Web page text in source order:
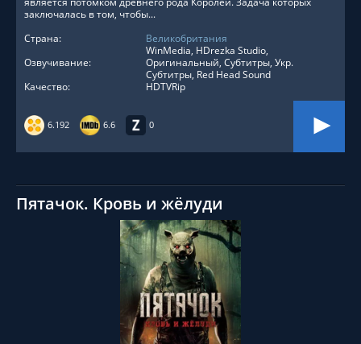
6.192 6.6 0
заключалась в том, чтобы...
Страна:
Великобритания
Озвучивание:
WinMedia, HDrezka Studio,
Оригинальный, Субтитры, Укр.
Субтитры, Red Head Sound
Качество:
HDTVRip
Пятачок. Кровь и жёлуди
СМОТРЕТЬ ОНЛАЙН